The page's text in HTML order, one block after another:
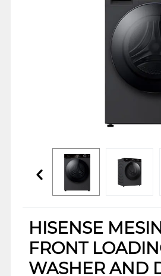
HISENSE
FRONT
WASHER AND